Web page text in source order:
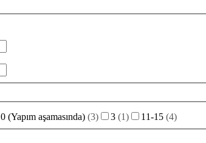
0 (Yapım aşamasında) (3) 3 (1) 11-15 (4)